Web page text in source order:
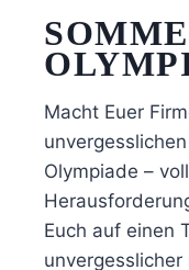
Macht Euer
Olympiade –
Euch auf einen
unvergesslicher